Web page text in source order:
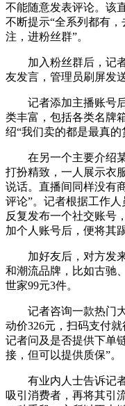
不能随意发表评论。该
不断提示“全系列都有
注，进粉丝群”。
加入粉丝群后，记
友发言，管理员刷屏发
记者添加主播账号
类丰富，包括各类名牌
绍“我们卖的都是最真的
在另一个主要介绍
打扮精致，一人展示衣
说话。直播间同样没有
评论”。记者根据工作
反复发布一个社交账号
加个人账号后，便将其
加好友后，对方发
和潮流品牌，比如古驰
世家99元3件。
记者咨询一款热门
动价326元，扫码支付
记者问及是否提供下单
接，但可以提供质保”。
有业内人士告诉记
吸引消费者，再将其引